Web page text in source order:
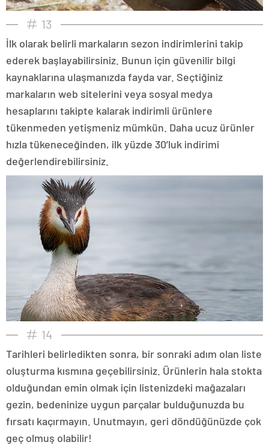
13
İlk olarak belirli markaların sezon indirimlerini takip
ederek başlayabilirsiniz. Bunun için güvenilir bilgi
kaynaklarına ulaşmanızda fayda var. Seçtiğiniz
markaların web sitelerini veya sosyal medya
hesaplarını takipte kalarak indirimli ürünlere
tükenmeden yetişmeniz mümkün. Daha ucuz ürünler
hızla tükeneceğinden, ilk yüzde 30’luk indirimi
değerlendirebilirsiniz.
14
Tarihleri belirledikten sonra, bir sonraki adım olan liste
oluşturma kısmına geçebilirsiniz. Ürünlerin hala stokta
olduğundan emin olmak için listenizdeki mağazaları
gezin, bedeninize uygun parçalar bulduğunuzda bu
fırsatı kaçırmayın. Unutmayın, geri döndüğünüzde çok
geç olmuş olabilir!